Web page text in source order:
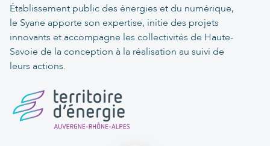
Établissement public des énergies et du numérique,
le Syane apporte son expertise, initie des projets
innovants et accompagne les collectivités de Haute-
Savoie de la conception à la réalisation au suivi de
leurs actions.